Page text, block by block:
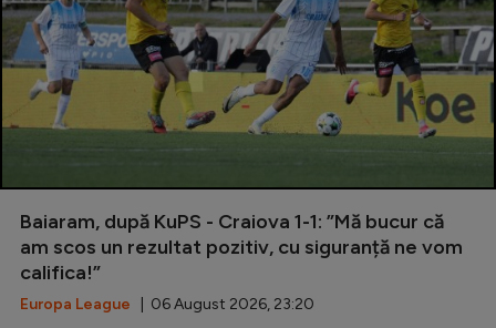
Baiaram, după KuPS - Craiova 1-1: ”Mă bucur că
am scos un rezultat pozitiv, cu siguranță ne vom
califica!”
Europa League | 06 August 2026, 23:20